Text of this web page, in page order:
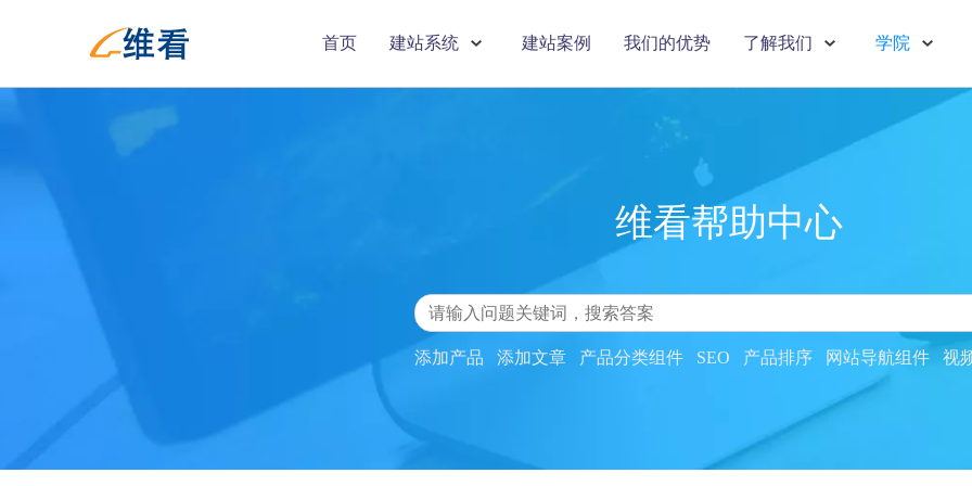
首页 建站系统 建站案例 我们的优势 了解我们 学院
维看帮助中心
添加产品 添加文章 产品分类组件 SEO 产品排序 网站导航组件 视